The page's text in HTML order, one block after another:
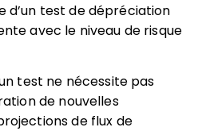
d’un test de dépréciation
avec le niveau de risque
test ne nécessite pas
de nouvelles
de flux de